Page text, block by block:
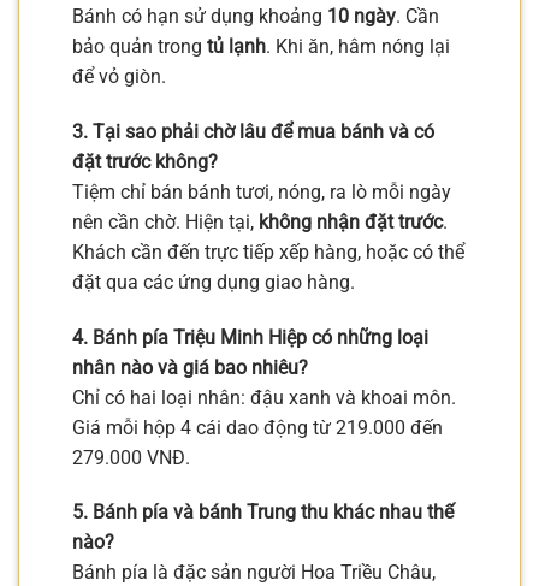
Bánh có hạn sử dụng khoảng 10 ngày. Cần
bảo quản trong tủ lạnh. Khi ăn, hâm nóng lại
để vỏ giòn.
3. Tại sao phải chờ lâu để mua bánh và có
đặt trước không?
Tiệm chỉ bán bánh tươi, nóng, ra lò mỗi ngày
nên cần chờ. Hiện tại, không nhận đặt trước.
Khách cần đến trực tiếp xếp hàng, hoặc có thể
đặt qua các ứng dụng giao hàng.
4. Bánh pía Triệu Minh Hiệp có những loại
nhân nào và giá bao nhiêu?
Chỉ có hai loại nhân: đậu xanh và khoai môn.
Giá mỗi hộp 4 cái dao động từ 219.000 đến
279.000 VNĐ.
5. Bánh pía và bánh Trung thu khác nhau thế
nào?
Bánh pía là đặc sản người Hoa Triều Châu,